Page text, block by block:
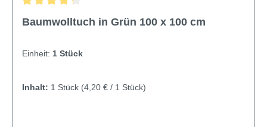
Baumwolltuch in Grün 100 x 100 cm
Einheit: 1 Stück
Inhalt: 1 Stück (4,20 € / 1 Stück)